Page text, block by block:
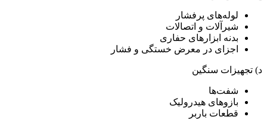
لوله‌های پرفشار
شیرآلات و اتصالات
بدنه ابزارهای حفاری
اجزای در معرض خستگی و فشار
د) تجهیزات سنگین
شفت‌ها
بازوهای هیدرولیک
قطعات باربر